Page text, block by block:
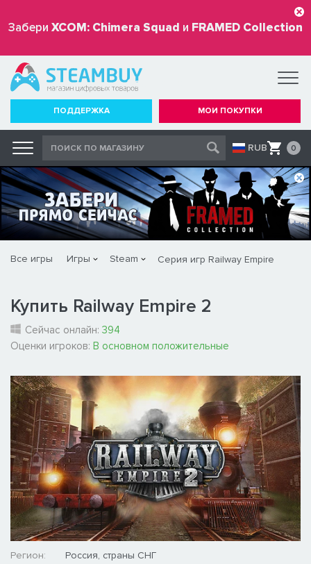
Забери XCOM: Chimera Squad и FRAMED Collection
бесплатно
ПОДДЕРЖКА МОИ ПОКУПКИ
RUB 0
Все игры Игры Steam Серия игр Railway Empire
Купить Railway Empire 2
Сейчас онлайн: 394
Оценки игроков: В основном положительные
Регион:
Россия, страны СНГ